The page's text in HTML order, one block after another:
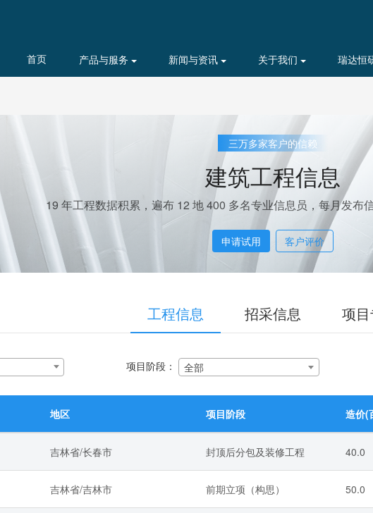
首页 产品与服务 新闻与资讯 关于我们 瑞达恒
三万多家客户的信赖
建筑工程信息
19 年工程数据积累，遍布 12 地 400 多名专业信息员，每月发布
申请试用 客户评价
工程信息 招采信息 项
项目阶段： 全部
地区 项目阶段 造价(
吉林省/长春市 封顶后分包及装修工程 40.0
吉林省/吉林市 前期立项（构思） 50.0